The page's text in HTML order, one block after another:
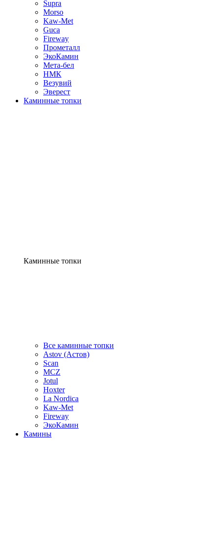
Supra
Morso
Kaw-Met
Guca
Fireway
Прометалл
ЭкоКамин
Мета-бел
НМК
Везувий
Эверест
Каминные топки
Каминные топки
Все каминные топки
Astov (Астов)
Scan
MCZ
Jotul
Hoxter
La Nordica
Kaw-Met
Fireway
ЭкоКамин
Камины